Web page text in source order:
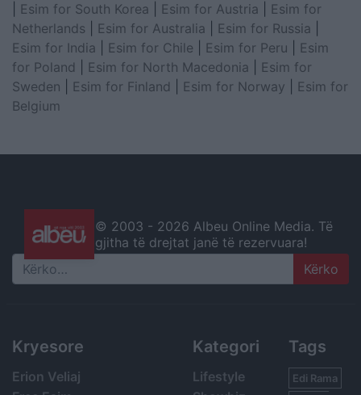
Esim for South Korea Esim for Austria
Esim for
Netherlands
Esim for Australia Esim for Russia
Esim for India
Esim for Chile Esim for Peru
Esim
for Poland
Esim for North Macedonia
Esim for
Sweden
Esim for Finland Esim for Norway
Esim for
Belgium
© 2003 - 2026 Albeu Online Media. Të
gjitha të drejtat janë të rezervuara!
Search
Kryesore
Erion Veliaj
Kategori
Lifestyle
Tags
Edi Rama